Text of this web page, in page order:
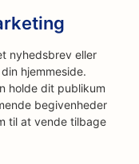
nyhedsbrev eller
hjemmeside.
holde dit publikum
begivenheder
til at vende tilbage